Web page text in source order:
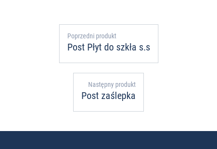
Poprzedni produkt
Post Płyt do szkła s.s
Następny produkt
Post zaślepka